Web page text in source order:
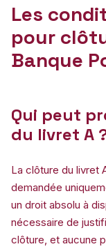
Les
pour
Banque
Qui peut
du livret A
La clôture du livret
demandée
un droit absolu à
nécessaire de
clôture, et aucune